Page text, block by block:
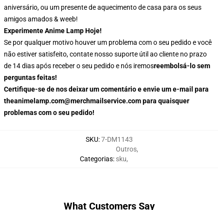
aniversário, ou um presente de aquecimento de casa para os seus
amigos amados & weeb!
Experimente Anime Lamp Hoje!
Se por qualquer motivo houver um problema com o seu pedido e você
não estiver satisfeito, contate nosso suporte útil ao cliente no prazo
de 14 dias após receber o seu pedido e nós iremosreembolsá-lo sem
perguntas feitas!
Certifique-se de nos deixar um comentário e envie um e-mail para
theanimelamp.com@merchmailservice.com para quaisquer
problemas com o seu pedido!
SKU:7-DM1143
Categorias:
Outros,
sku,
What Customers Say